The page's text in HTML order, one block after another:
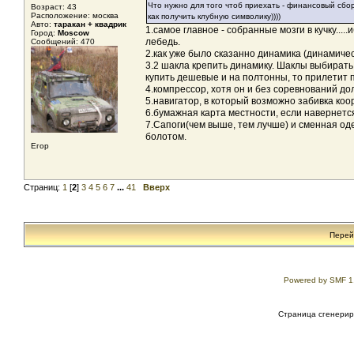
Возраст: 43
Расположение: москва
Авто: таракан + квадрик
Город: Moscow
Сообщений: 470
Егор
Что нужно для того чтоб приехать - финансовый
как получить клубную символику))))
1.самое главное - собранные мозги в
лебедь.
2.как уже было сказанно динамика
3.2 шакла крепить динамику. Шаклы
купить дешевые и на полтонны, то прилетит
4.компрессор, хотя он и без соревнований
5.навигатор, в который возможно забивка
6.бумажная карта местности, если
7.Сапоги(чем выше, тем лучше) и сменная
болотом.
Страниц: 1 [2] 3 4 5 6 7 ... 41 Вверх
Powered by SMF
Страница